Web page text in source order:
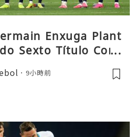
Enxuga Plant
Sexto Título Cons
9小時前